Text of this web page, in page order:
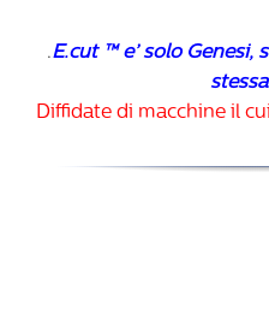
.E.cut ™ e’ solo Genesi,
Diffidate di macchine il